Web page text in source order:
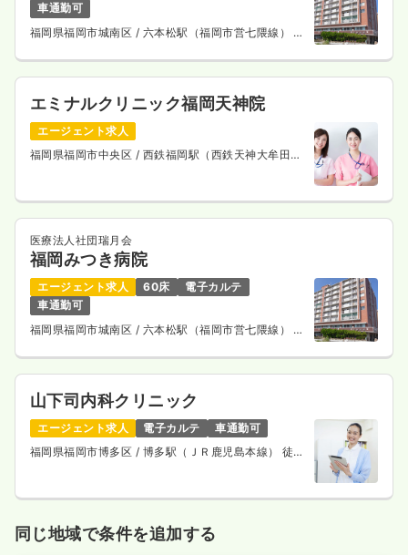
車通勤可
福岡県福岡市城南区 / 六本松駅（福岡市営七隈線） 徒
エミナルクリニック福岡天神院
エージェント求人
福岡県福岡市中央区 / 西鉄福岡駅（西鉄天神大牟田
医療法人社団瑞月会
福岡みつき病院
エージェント求人 60床
電子カルテ
車通勤可
福岡県福岡市城南区 / 六本松駅（福岡市営七隈線） 徒
山下司内科クリニック
エージェント求人 電子カルテ
車通勤可
福岡県福岡市博多区 / 博多駅（ＪＲ鹿児島本線） 徒歩
同じ地域で条件を追加する